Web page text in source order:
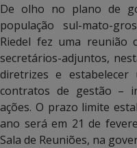
De olho no plano de
população sul-mato-
Riedel fez uma reunião
secretários-adjuntos,
diretrizes e
contratos de gestão –
ações. O prazo limite
ano será em 21 de
Sala de Reuniões, na